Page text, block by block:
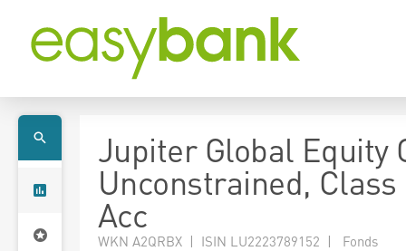
Jupiter Global Equity
Unconstrained, Class
Acc
WKN A2QRBX | ISIN LU2223789152 | Fonds